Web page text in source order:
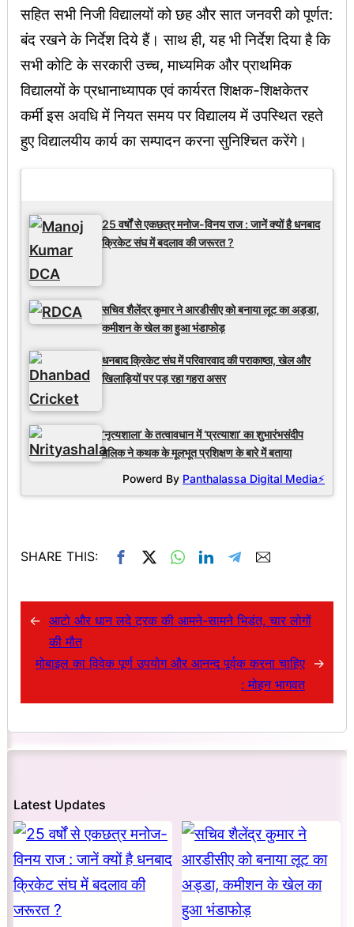
सहित सभी निजी विद्यालयों को छह और सात जनवरी को पूर्णत:
बंद रखने के निर्देश दिये हैं। साथ ही, यह भी निर्देश दिया है कि
सभी कोटि के सरकारी उच्च, माध्यमिक और प्राथमिक
विद्यालयों के प्रधानाध्यापक एवं कार्यरत शिक्षक-शिक्षकेतर
कर्मी इस अवधि में नियत समय पर विद्यालय में उपस्थित रहते
हुए विद्यालयीय कार्य का सम्पादन करना सुनिश्चित करेंगे।
25 वर्षों से एकछत्र मनोज-विनय राज : जानें क्यों है धनबाद
क्रिकेट संघ में बदलाव की जरूरत ?
सचिव शैलेंद्र कुमार ने आरडीसीए को बनाया लूट का अड्डा,
कमीशन के खेल का हुआ भंडाफोड़
धनबाद क्रिकेट संघ में परिवारवाद की पराकाष्ठा, खेल और
खिलाड़ियों पर पड़ रहा गहरा असर
‘नृत्यशाला’ के तत्वावधान में ‘प्रत्याशा’ का शुभारंभसंदीप
मलिक ने कथक के मूलभूत प्रशिक्षण के बारे में बताया
Powerd By Panthalassa Digital Media⚡
SHARE THIS:
← आटो और धान लदे ट्रक की आमने-सामने भिड़ंत, चार लोगों
की मौत
मोबाइल का विवेक पूर्ण उपयोग और आनन्द पूर्वक करना चाहिए
: मोहन भागवत
→
Latest Updates